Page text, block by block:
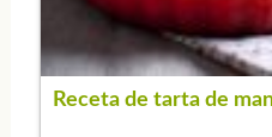
Receta de tarta de